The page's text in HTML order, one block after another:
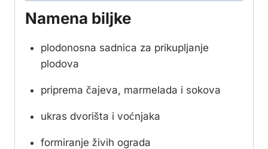
Namena biljke
plodonosna sadnica za prikupljanje
plodova
priprema čajeva, marmelada i sokova
ukras dvorišta i voćnjaka
formiranje živih ograda